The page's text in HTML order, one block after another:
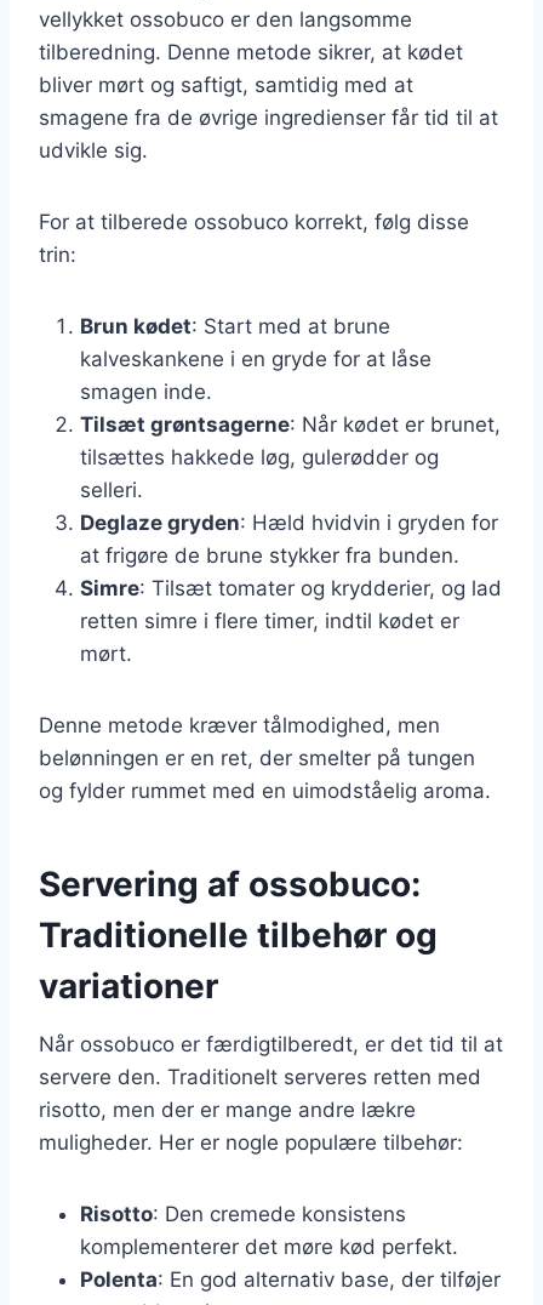
vellykket ossobuco er den langsomme
tilberedning. Denne metode sikrer, at kødet
bliver mørt og saftigt, samtidig med at
smagene fra de øvrige ingredienser får tid til at
udvikle sig.
For at tilberede ossobuco korrekt, følg disse
trin:
Brun kødet: Start med at brune
kalveskankene i en gryde for at låse
smagen inde.
Tilsæt grøntsagerne: Når kødet er brunet,
tilsættes hakkede løg, gulerødder og
selleri.
Deglaze gryden: Hæld hvidvin i gryden for
at frigøre de brune stykker fra bunden.
Simre: Tilsæt tomater og krydderier, og lad
retten simre i flere timer, indtil kødet er
mørt.
Denne metode kræver tålmodighed, men
belønningen er en ret, der smelter på tungen
og fylder rummet med en uimodståelig aroma.
Servering af ossobuco:
Traditionelle tilbehør og
variationer
Når ossobuco er færdigtilberedt, er det tid til at
servere den. Traditionelt serveres retten med
risotto, men der er mange andre lækre
muligheder. Her er nogle populære tilbehør:
Risotto: Den cremede konsistens
komplementerer det møre kød perfekt.
Polenta: En god alternativ base, der tilføjer